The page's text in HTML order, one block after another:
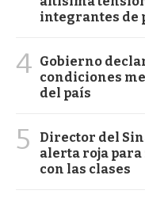
integrantes de
4 Gobierno
condiciones
del país
5
Director del
alerta roja para
con las clases